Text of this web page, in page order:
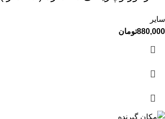
سایر
880,000تومان